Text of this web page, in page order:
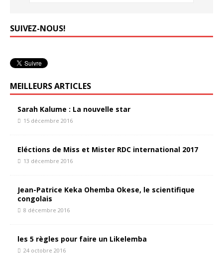
SUIVEZ-NOUS!
MEILLEURS ARTICLES
Sarah Kalume : La nouvelle star
15 décembre 2016
Eléctions de Miss et Mister RDC international 2017
13 décembre 2016
Jean-Patrice Keka Ohemba Okese, le scientifique
congolais
8 décembre 2016
les 5 règles pour faire un Likelemba
24 octobre 2016